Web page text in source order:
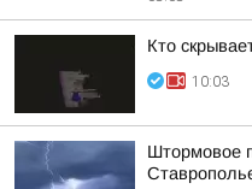
Кто
10:03
Штормовое